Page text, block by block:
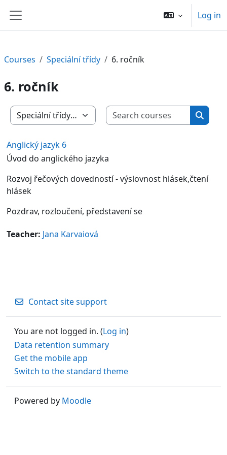
Side panel
Log in
Courses Speciální třídy 6. ročník
6. ročník
Course categories
Search
Anglický jazyk 6
Úvod do anglického jazyka
Rozvoj řečových dovedností - výslovnost hlásek,čtení
hlásek
Pozdrav, rozloučení, představení se
Teacher: Jana Karvaiová
Contact site support
You are not logged in. (Log in)
Data retention summary
Get the mobile app
Switch to the standard theme
Powered by Moodle